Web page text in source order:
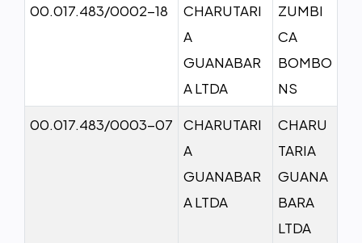
00.017.483/0002-18
CHARUTARI
A
GUANABAR
A LTDA
ZUMBI
CA
BOMBO
NS
00.017.483/0003-07
CHARUTARI
A
GUANABAR
A LTDA
CHARU
TARIA
GUANA
BARA
LTDA